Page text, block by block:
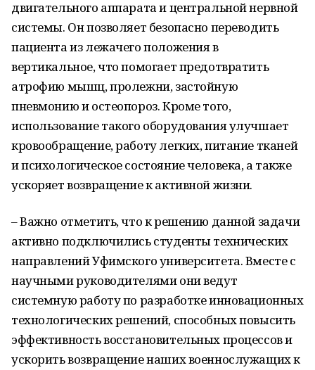
двигательного аппарата и центральной нервной
системы. Он позволяет безопасно переводить
пациента из лежачего положения в
вертикальное, что помогает предотвратить
атрофию мышц, пролежни, застойную
пневмонию и остеопороз. Кроме того,
использование такого оборудования улучшает
кровообращение, работу легких, питание тканей
и психологическое состояние человека, а также
ускоряет возвращение к активной жизни.
– Важно отметить, что к решению данной задачи
активно подключились студенты технических
направлений Уфимского университета. Вместе с
научными руководителями они ведут
системную работу по разработке инновационных
технологических решений, способных повысить
эффективность восстановительных процессов и
ускорить возвращение наших военнослужащих к